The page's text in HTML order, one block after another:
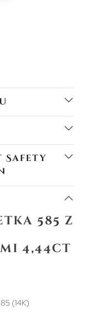
Safety
585 z
4,44ct
(14K)